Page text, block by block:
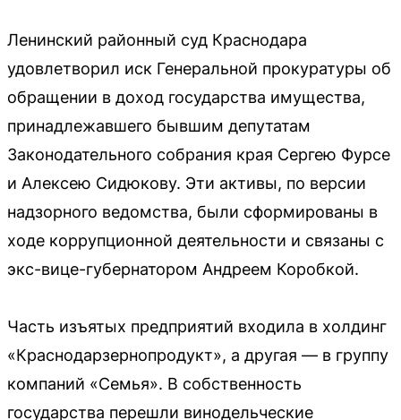
Ленинский районный суд Краснодара
удовлетворил иск Генеральной прокуратуры об
обращении в доход государства имущества,
принадлежавшего бывшим депутатам
Законодательного собрания края Сергею Фурсе
и Алексею Сидюкову. Эти активы, по версии
надзорного ведомства, были сформированы в
ходе коррупционной деятельности и связаны с
экс-вице-губернатором Андреем Коробкой.
Часть изъятых предприятий входила в холдинг
«Краснодарзернопродукт», а другая — в группу
компаний «Семья». В собственность
государства перешли винодельческие